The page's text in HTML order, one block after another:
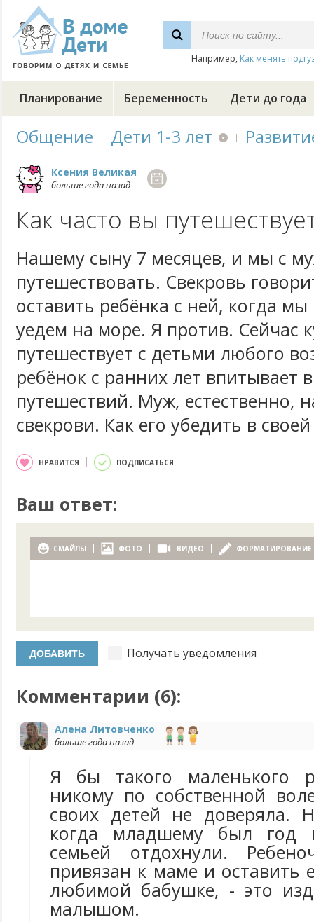
Например, Как менять
Планирование Беременность Дети до года
Общение Дети 1-3 лет
Ксения Великая
больше года назад
Как часто вы
Нашему сыну 7 месяцев, и мы с
путешествовать. Свекровь
оставить ребёнка с ней, когда мы
уедем на море. Я против. Сейчас
путешествует с детьми любого
ребёнок с ранних лет впитывает
путешествий. Муж, естественно,
свекрови. Как его убедить в
НРАВИТСЯ ПОДПИСАТЬСЯ
Ваш ответ:
СМАЙЛЫ ФОТО ВИДЕО ФОРМАТИРОВАНИЕ
Получать уведомления
Комментарии (6):
Алена Литовченко
больше года назад
Я бы такого маленького
никому по собственной
своих детей не доверяла.
когда младшему был год
семьей отдохнули.
привязан к маме и оставить
любимой бабушке, - это
малышом.